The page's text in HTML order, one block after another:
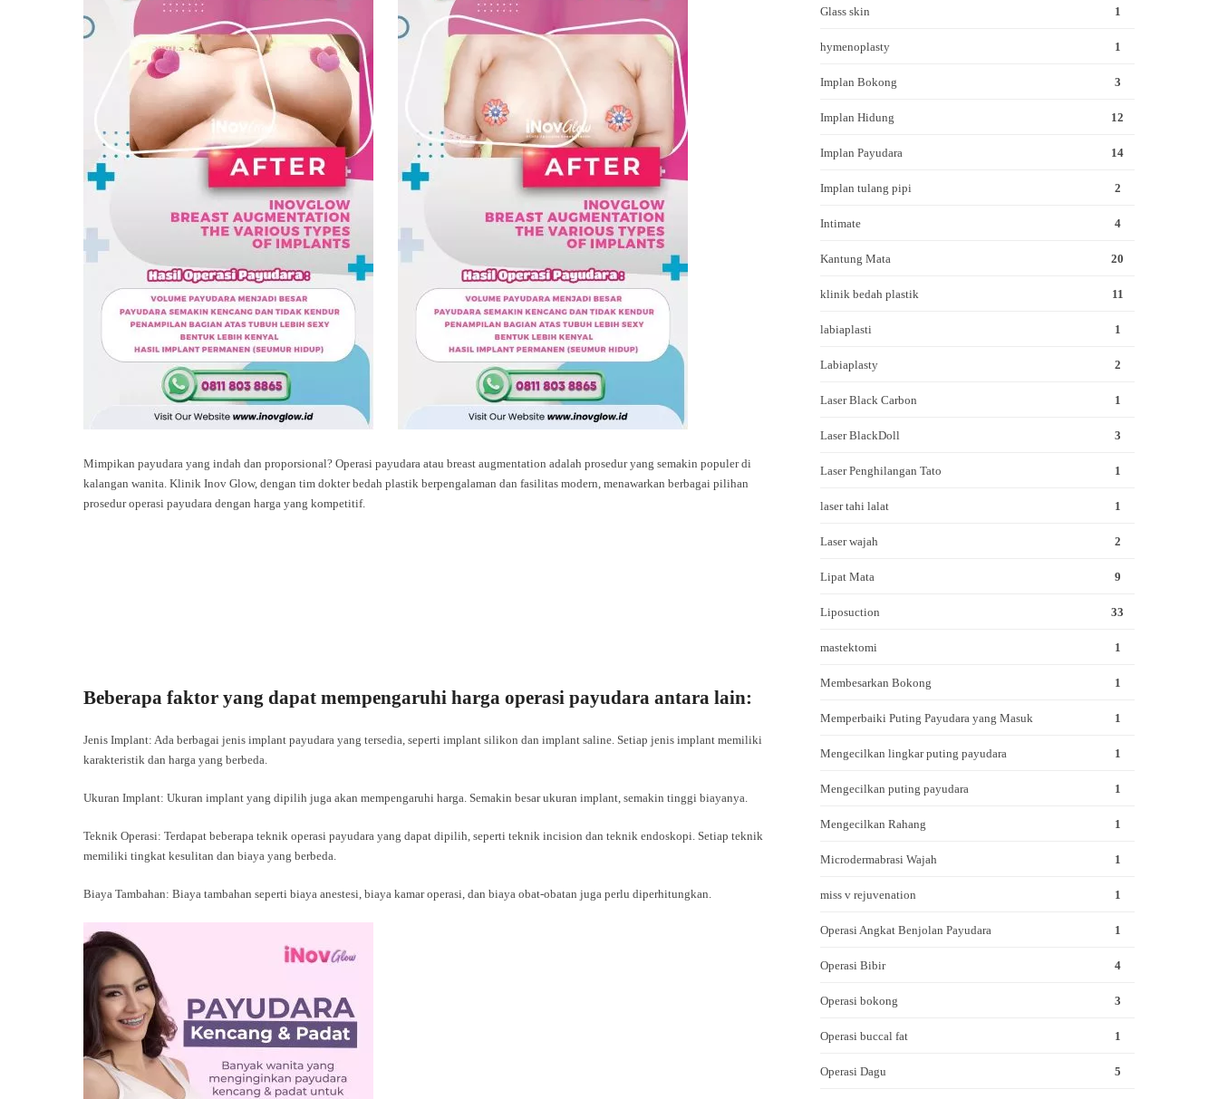
Mimpikan payudara yang indah dan proporsional? Operasi payudara atau breast augmentation adalah prosedur yang semakin populer di
kalangan wanita. Klinik Inov Glow, dengan tim dokter bedah plastik berpengalaman dan fasilitas modern, menawarkan berbagai pilihan
prosedur operasi payudara dengan harga yang kompetitif.
Beberapa faktor yang dapat mempengaruhi harga operasi payudara antara lain:
Jenis Implant: Ada berbagai jenis implant payudara yang tersedia, seperti implant silikon dan implant saline. Setiap jenis implant memiliki
karakteristik dan harga yang berbeda.
Ukuran Implant: Ukuran implant yang dipilih juga akan mempengaruhi harga. Semakin besar ukuran implant, semakin tinggi biayanya.
Teknik Operasi: Terdapat beberapa teknik operasi payudara yang dapat dipilih, seperti teknik incision dan teknik endoskopi. Setiap teknik
memiliki tingkat kesulitan dan biaya yang berbeda.
Biaya Tambahan: Biaya tambahan seperti biaya anestesi, biaya kamar operasi, dan biaya obat-obatan juga perlu diperhitungkan.
Glass skin 1
hymenoplasty 1
Implan Bokong 3
Implan Hidung 12
Implan Payudara 14
Implan tulang pipi 2
Intimate 4
Kantung Mata 20
klinik bedah plastik 11
labiaplasti 1
Labiaplasty 2
Laser Black Carbon 1
Laser BlackDoll 3
Laser Penghilangan Tato 1
laser tahi lalat 1
Laser wajah 2
Lipat Mata 9
Liposuction 33
mastektomi 1
Membesarkan Bokong 1
Memperbaiki Puting Payudara yang Masuk 1
Mengecilkan lingkar puting payudara 1
Mengecilkan puting payudara 1
Mengecilkan Rahang 1
Microdermabrasi Wajah 1
miss v rejuvenation 1
Operasi Angkat Benjolan Payudara 1
Operasi Bibir 4
Operasi bokong 3
Operasi buccal fat 1
Operasi Dagu 5